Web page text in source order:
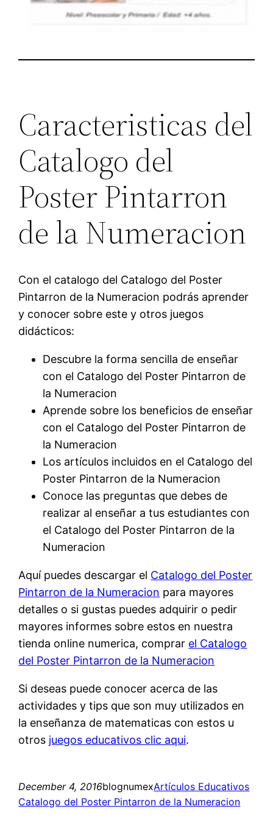
Caracteristicas del
Catalogo del
Poster Pintarron
de la Numeracion
Con el catalogo del Catalogo del Poster
Pintarron de la Numeracion podrás aprender
y conocer sobre este y otros juegos
didácticos:
Descubre la forma sencilla de enseñar
con el Catalogo del Poster Pintarron de
la Numeracion
Aprende sobre los beneficios de enseñar
con el Catalogo del Poster Pintarron de
la Numeracion
Los artículos incluidos en el Catalogo del
Poster Pintarron de la Numeracion
Conoce las preguntas que debes de
realizar al enseñar a tus estudiantes con
el Catalogo del Poster Pintarron de la
Numeracion
Aquí puedes descargar el Catalogo del Poster
Pintarron de la Numeracion para mayores
detalles o si gustas puedes adquirir o pedir
mayores informes sobre estos en nuestra
tienda online numerica, comprar el Catalogo
del Poster Pintarron de la Numeracion
Si deseas puede conocer acerca de las
actividades y tips que son muy utilizados en
la enseñanza de matematicas con estos u
otros juegos educativos clic aqui.
December 4, 2016blognumexArtículos Educativos
Catalogo del Poster Pintarron de la Numeracion